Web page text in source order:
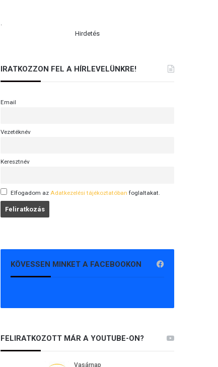
.
Hirdetés
IRATKOZZON FEL A HÍRLEVELÜNKRE!
Email
Vezetéknév
Keresztnév
Elfogadom az Adatkezelési tájékoztatóban foglaltakat.
KÖVESSEN MINKET A FACEBOOKON
FELIRATKOZOTT MÁR A YOUTUBE-ON?